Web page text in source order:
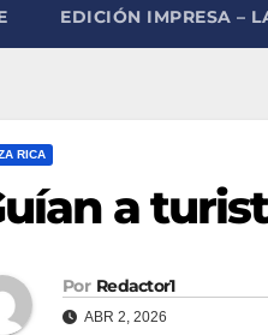
EDICIÓN IMPRESA –
RICA
a
Por Redactor1
ABR 2, 2026